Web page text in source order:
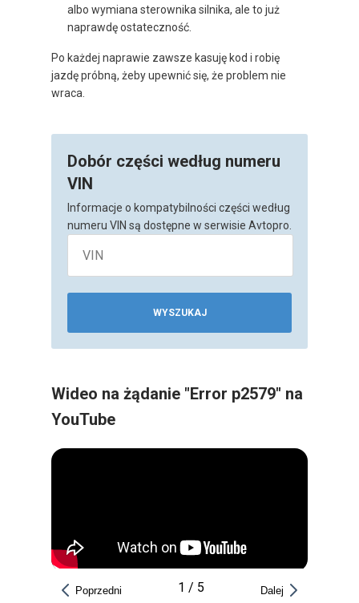
albo wymiana sterownika silnika, ale to już
naprawdę ostateczność.
Po każdej naprawie zawsze kasuję kod i robię
jazdę próbną, żeby upewnić się, że problem nie
wraca.
Dobór części według numeru
VIN
Informacje o kompatybilności części według
numeru VIN są dostępne w serwisie Avtopro.
WYSZUKAJ
Wideo na żądanie "Error p2579" na
YouTube
Poprzedni 1 / 5 Dalej